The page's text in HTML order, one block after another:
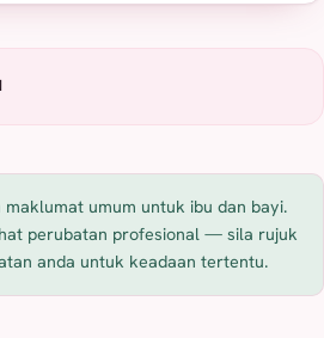
maklumat umum untuk ibu dan bayi.
perubatan profesional — sila rujuk
anda untuk keadaan tertentu.